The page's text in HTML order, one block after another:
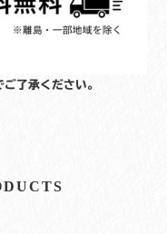
了承ください。